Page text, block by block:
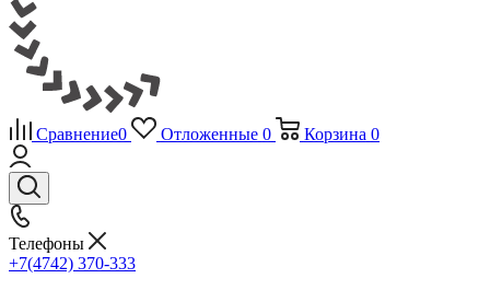
Сравнение0 Отложенные 0 Корзина 0
Телефоны
+7(4742) 370-333